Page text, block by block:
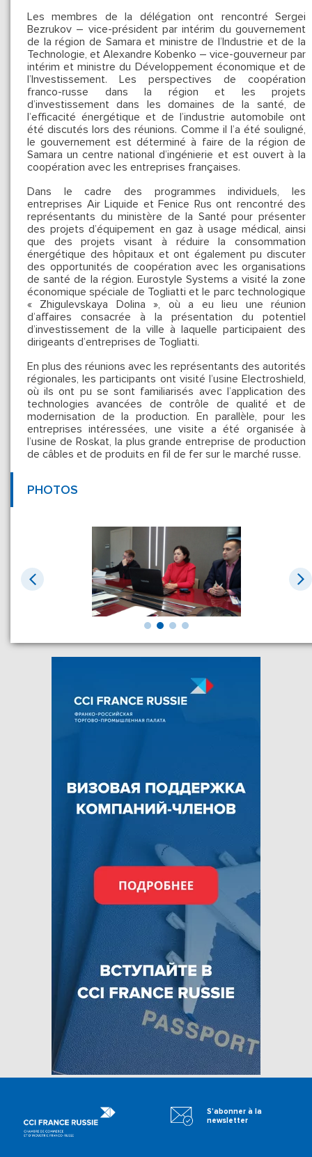
Les membres de la délégation ont rencontré Sergei
Bezrukov – vice-président par intérim du gouvernement
de la région de Samara et ministre de l’Industrie et de la
Technologie, et Alexandre Kobenko – vice-gouverneur par
intérim et ministre du Développement économique et de
l’Investissement. Les perspectives de coopération
franco-russe dans la région et les projets
d’investissement dans les domaines de la santé, de
l’efficacité énergétique et de l’industrie automobile ont
été discutés lors des réunions. Comme il l’a été souligné,
le gouvernement est déterminé à faire de la région de
Samara un centre national d’ingénierie et est ouvert à la
coopération avec les entreprises françaises.
Dans le cadre des programmes individuels, les
entreprises Air Liquide et Fenice Rus ont rencontré des
représentants du ministère de la Santé pour présenter
des projets d’équipement en gaz à usage médical, ainsi
que des projets visant à réduire la consommation
énergétique des hôpitaux et ont également pu discuter
des opportunités de coopération avec les organisations
de santé de la région. Eurostyle Systems a visité la zone
économique spéciale de Togliatti et le parc technologique
« Zhigulevskaya Dolina », où a eu lieu une réunion
d’affaires consacrée à la présentation du potentiel
d’investissement de la ville à laquelle participaient des
dirigeants d’entreprises de Togliatti.
En plus des réunions avec les représentants des autorités
régionales, les participants ont visité l’usine Electroshield,
où ils ont pu se sont familiarisés avec l’application des
technologies avancées de contrôle de qualité et de
modernisation de la production. En parallèle, pour les
entreprises intéressées, une visite a été organisée à
l’usine de Roskat, la plus grande entreprise de production
de câbles et de produits en fil de fer sur le marché russe.
PHOTOS
S'abonner à la
newsletter